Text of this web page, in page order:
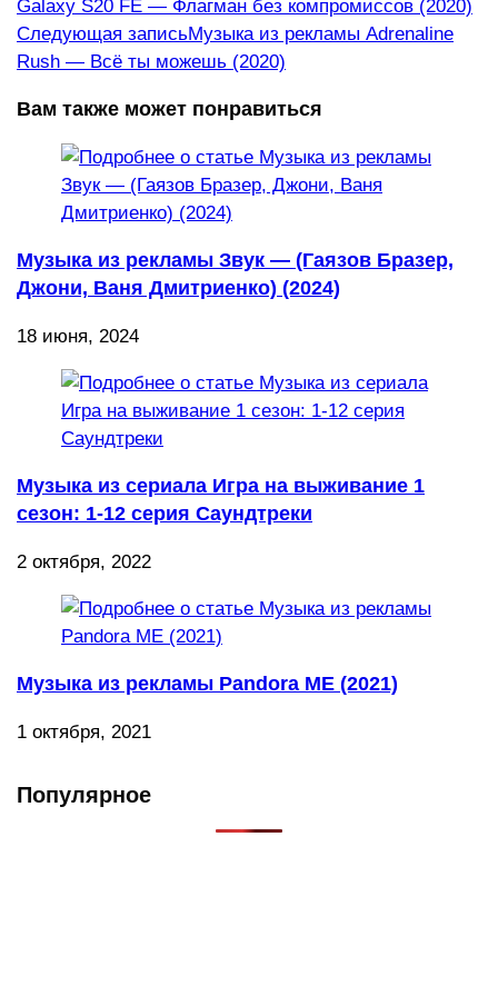
статьи
Galaxy S20 FE — Флагман без компромиссов (2020)
Следующая записьМузыка из рекламы Adrenaline
Rush — Всё ты можешь (2020)
Вам также может понравиться
Музыка из рекламы Звук — (Гаязов Бразер,
Джони, Ваня Дмитриенко) (2024)
18 июня, 2024
Музыка из сериала Игра на выживание 1
сезон: 1-12 серия Саундтреки
2 октября, 2022
Музыка из рекламы Pandora ME (2021)
1 октября, 2021
Популярное